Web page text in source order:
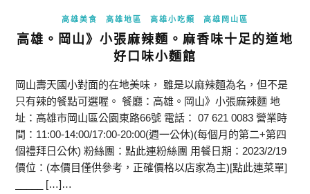
高雄美食 高雄地區 高雄小吃類 高雄岡山區
高雄。岡山》小張麻辣麵。麻香味十足的道地
好口味小麵館
岡山壽天國小對面的在地美味， 雖是以麻辣麵為名，但不是
只有辣的餐點可選喔。 餐廳：高雄。岡山》小張麻辣麵 地
址：高雄市岡山區公園東路66號 電話： 07 621 0083 營業時
間：11:00-14:00/17:00-20:00(週一公休)(每個月的第二+第四
個禮拜日公休) 粉絲團：點此連粉絲團 用餐日期：2023/2/19
價位：(本價目僅供參考，正確價格以店家為主)[點此連菜單]
_____ […]…